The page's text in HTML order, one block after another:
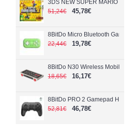
3DS NEW SUPER MARIO BROS 2
51,24€
45,78€
8BitDo Micro Bluetooth
22,44€
19,78€
8BitDo N30 Wireless Mobile
18,65€
16,17€
8BitDo PRO 2 Gamepad Hall
52,81€
46,78€